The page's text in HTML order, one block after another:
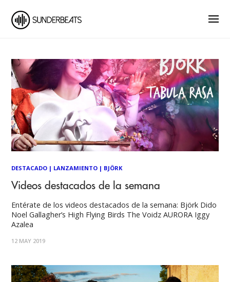
DESTACADO | LANZAMIENTO | BJÖRK
Videos destacados de la semana
Entérate de los videos destacados de la semana: Björk Dido
Noel Gallagher’s High Flying Birds The Voidz AURORA Iggy
Azalea
12 MAY 2019